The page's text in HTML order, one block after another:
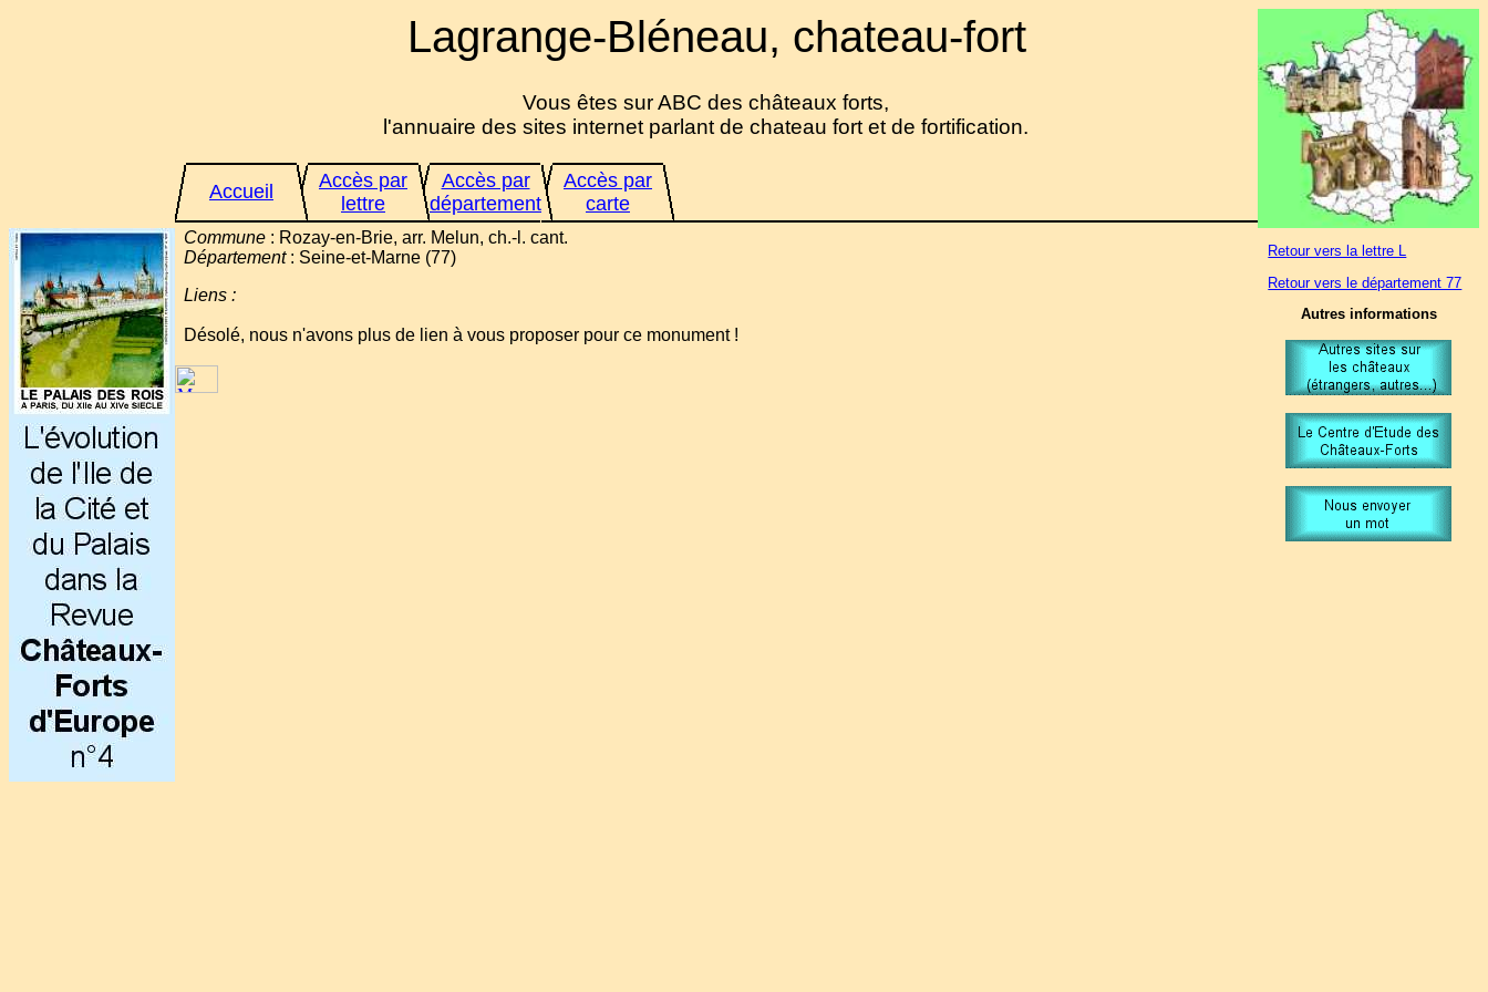
Lagrange-Bléneau, chateau-fort
Vous êtes sur ABC des châteaux forts,
l'annuaire des sites internet parlant de chateau fort et de fortification.
Accueil
Accès par
lettre
Accès par
département
Accès par
carte
Commune : Rozay-en-Brie, arr. Melun, ch.-l. cant.
Département: Seine-et-Marne (77)
Liens :
Désolé, nous n'avons plus de lien à vous proposer pour ce monument !
Retour vers la lettre L
Retour vers le département 77
Autres informations